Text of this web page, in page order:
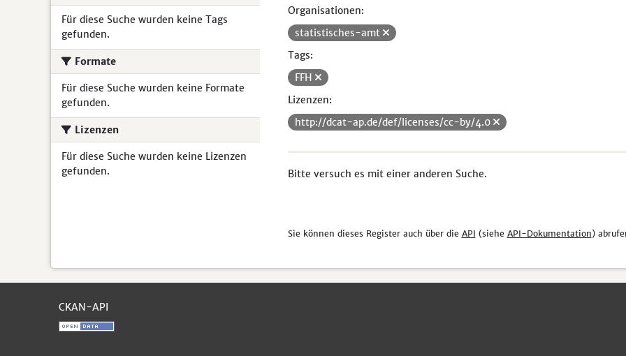
Für diese Suche wurden keine Tags
gefunden.
Formate
Für diese Suche wurden keine Formate
gefunden.
Lizenzen
Für diese Suche wurden keine Lizenzen
gefunden.
Organisationen:
statistisches-amt
Tags:
FFH
Lizenzen:
http://dcat-ap.de/def/licenses/cc-by/4.0
Bitte versuch es mit einer anderen Suche.
Sie können dieses Register auch über die API (siehe API-Dokumentation)
CKAN-API